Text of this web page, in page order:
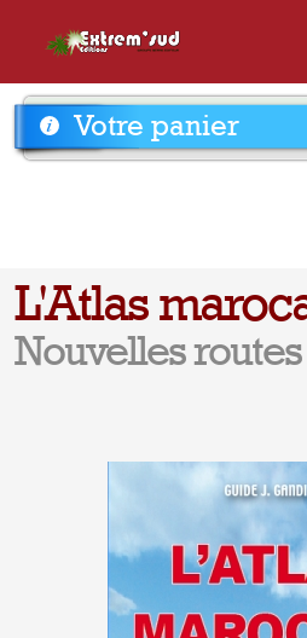
Votre panier
L'Atlas
Nouvelles